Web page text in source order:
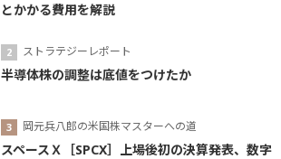
とかかる費用を解説
ストラテジーレポート
半導体株の調整は底値をつけたか
岡元兵八郎の米国株マスターへの道
スペースＸ［SPCX］上場後初の決算発表、数字